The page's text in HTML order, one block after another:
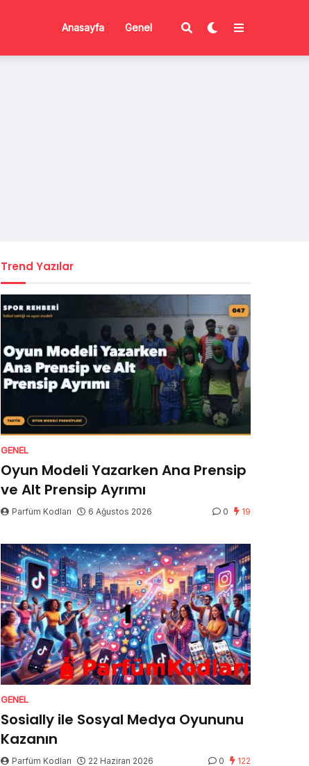
Anasayfa Genel
Trend Yazılar
GENEL
Oyun Modeli Yazarken Ana Prensip
ve Alt Prensip Ayrımı
Parfüm Kodları 6 Ağustos 2026 0 19
GENEL
Sosially ile Sosyal Medya Oyununu
Kazanın
Parfüm Kodları 22 Haziran 2026 0 122